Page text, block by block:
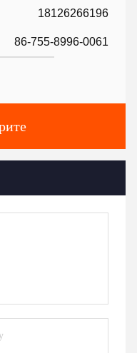
18126266196
86-755-8996-0061